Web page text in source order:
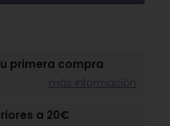
primera compra
más información
a 20€